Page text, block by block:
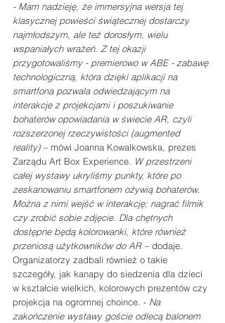
- Mam nadzieję, że immersyjna wersja tej
klasycznej powieści świątecznej dostarczy
najmłodszym, ale też dorosłym, wielu
wspaniałych wrażeń. Z tej okazji
przygotowaliśmy - premierowo w ABE - zabawę
technologiczną, która dzięki aplikacji na
smartfona pozwala odwiedzającym na
interakcje z projekcjami i poszukiwanie
bohaterów opowiadania w świecie AR, czyli
rozszerzonej rzeczywistości (augmented
reality) – mówi Joanna Kowalkowska, prezes
Zarządu Art Box Experience. W przestrzeni
całej wystawy ukryliśmy punkty, które po
zeskanowaniu smartfonem ożywią bohaterów.
Można z nimi wejść w interakcję; nagrać filmik
czy zrobić sobie zdjęcie. Dla chętnych
dostępne będą kolorowanki, które również
przeniosą użytkowników do AR – dodaje.
Organizatorzy zadbali również o takie
szczegóły, jak kanapy do siedzenia dla dzieci
w kształcie wielkich, kolorowych prezentów czy
projekcja na ogromnej choince. - Na
zakończenie wystawy goście odlecą balonem